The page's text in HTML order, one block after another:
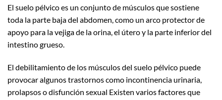
El suelo pélvico es un conjunto de músculos que sostiene
toda la parte baja del abdomen, como un arco protector de
apoyo para la vejiga de la orina, el útero y la parte inferior del
intestino grueso.
El debilitamiento de los músculos del suelo pélvico puede
provocar algunos trastornos como incontinencia urinaria,
prolapsos o disfunción sexual Existen varios factores que